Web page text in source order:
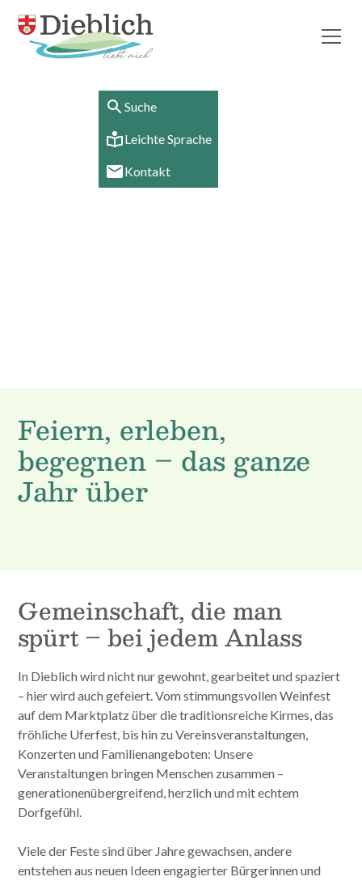
Suche
Leichte Sprache
Kontakt
Feiern, erleben,
begegnen – das ganze
Jahr über
Gemeinschaft, die man
spürt – bei jedem Anlass
In Dieblich wird nicht nur gewohnt, gearbeitet und spaziert
– hier wird auch gefeiert. Vom stimmungsvollen Weinfest
auf dem Marktplatz über die traditionsreiche Kirmes, das
fröhliche Uferfest, bis hin zu Vereinsveranstaltungen,
Konzerten und Familienangeboten: Unsere
Veranstaltungen bringen Menschen zusammen –
generationenübergreifend, herzlich und mit echtem
Dorfgefühl.
Viele der Feste sind über Jahre gewachsen, andere
entstehen aus neuen Ideen engagierter Bürgerinnen und